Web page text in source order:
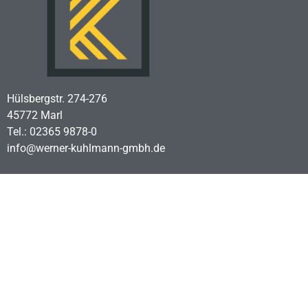
Hülsbergstr. 274-276
45772 Marl
Tel.: 02365 9878-0
info@werner-kuhlmann-gmbh.de